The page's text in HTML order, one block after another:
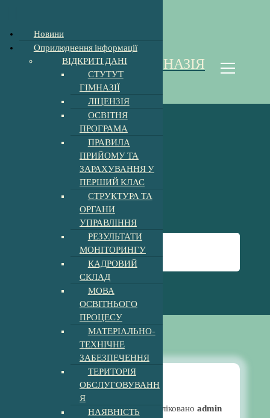
ХОЛМКІВСЬКА ГІМНАЗІЯ
Homoki Gimnázium
Зустріч з
ювенальною
поліцією
-Новини-
Зустріч з ювенальною поліцією
Опубліковано admin
Новини
Оприлюднення інформації
ВІДКРИТІ ДАНІ
СТУТУТ
ГІМНАЗІЇ
ЛІЦЕНЗІЯ
ОСВІТНЯ
ПРОГРАМА
ПРАВИЛА
ПРИЙОМУ ТА
ЗАРАХУВАННЯ У
ПЕРШИЙ КЛАС
СТРУКТУРА ТА
ОРГАНИ
УПРАВЛІННЯ
РЕЗУЛЬТАТИ
МОНІТОРИНГУ
КАДРОВИЙ
СКЛАД
МОВА
ОСВІТНЬОГО
ПРОЦЕСУ
МАТЕРІАЛЬНО-
ТЕХНІЧНЕ
ЗАБЕЗПЕЧЕННЯ
ТЕРИТОРІЯ
ОБСЛУГОВУВАНН
Я
НАЯВНІСТЬ